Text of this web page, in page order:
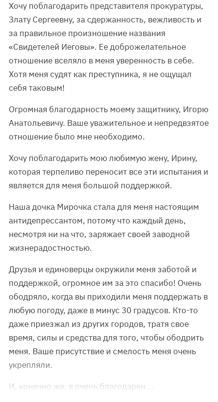
Хочу поблагодарить представителя прокуратуры,
Злату Сергеевну, за сдержанность, вежливость и
за правильное произношение названия
«Свидетелей Иеговы». Ее доброжелательное
отношение вселяло в меня уверенность в себе.
Хотя меня судят как преступника, я не ощущал
себя таковым!
Огромная благодарность моему защитнику, Игорю
Анатольевичу. Ваше уважительное и непредвзятое
отношение было мне необходимо.
Хочу поблагодарить мою любимую жену, Ирину,
которая терпеливо переносит все эти испытания и
является для меня большой поддержкой.
Наша дочка Мирочка стала для меня настоящим
антидепрессантом, потому что каждый день,
несмотря ни на что, заряжает своей заводной
жизнерадостностью.
Друзья и единоверцы окружили меня заботой и
поддержкой, огромное им за это спасибо! Очень
ободряло, когда вы приходили меня поддержать в
любую погоду, даже в минус 30 градусов. Кто-то
даже приезжал из других городов, тратя свое
время, силы и средства для того, чтобы ободрить
меня. Ваше присутствие и смелость меня очень
укрепляли.
И, конечно же, я очень благодарен …